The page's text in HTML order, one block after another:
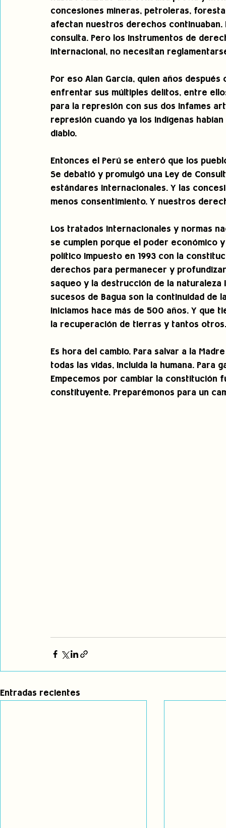
concesiones mineras, petroleras,
afectan nuestros derechos
consulta. Pero los instrumentos de
internacional, no necesitan
Por eso Alan García, quien años
enfrentar sus múltiples delitos, entre
para la represión con sus dos infames
represión cuando ya los indígenas
diablo.
Entonces el Perú se enteró que los
Se debatió y promulgó una Ley de
estándares internacionales. Y las
menos consentimiento. Y nuestros
Los tratados internacionales y normas
se cumplen porque el poder económico
político impuesto en 1993 con la
derechos para permanecer y
saqueo y la destrucción de la naturaleza
sucesos de Bagua son la continuidad de
iniciamos hace más de 500 años. Y que
la recuperación de tierras y tantos otros.
Es hora del cambio. Para salvar a la
todas las vidas, incluida la humana.
Empecemos por cambiar la constitución
constituyente. Preparémonos para un
Entradas recientes